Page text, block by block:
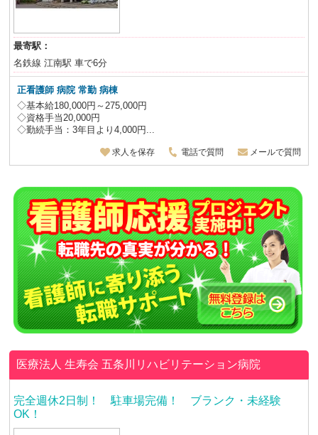
最寄駅：
名鉄線 江南駅 車で6分
正看護師 病院 常勤 病棟
◇基本給180,000円～275,000円
◇資格手当20,000円
◇勤続手当：3年目より4,000円...
求人を保存 電話で質問 メールで質問
医療法人 生寿会 五条川リハビリテーション病院
完全週休2日制！ 駐車場完備！ ブランク・未経験
OK！